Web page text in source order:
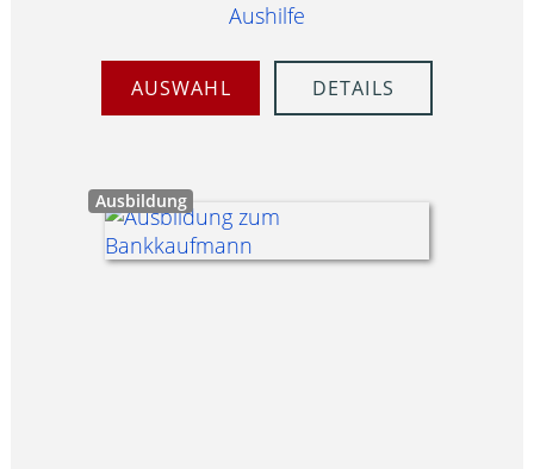
Aushilfe
AUSWAHL DETAILS
Ausbildung